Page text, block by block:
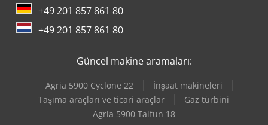
+49 201 857 861 80
+49 201 857 861 80
Güncel makine aramaları:
Agria 5900 Cyclone 22
İnşaat makineleri
Taşıma araçları ve ticari araçlar
Gaz türbini
Agria 5900 Taifun 18